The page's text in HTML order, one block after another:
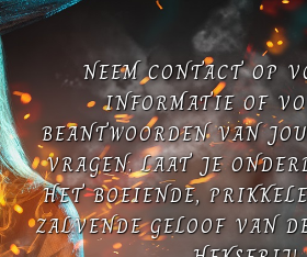
NEEM CONTACT OP
INFORMATIE OF
BEANTWOORDEN VAN
VRAGEN. LAAT JE
HET BOEIENDE,
ZALVENDE GELOOF VAN